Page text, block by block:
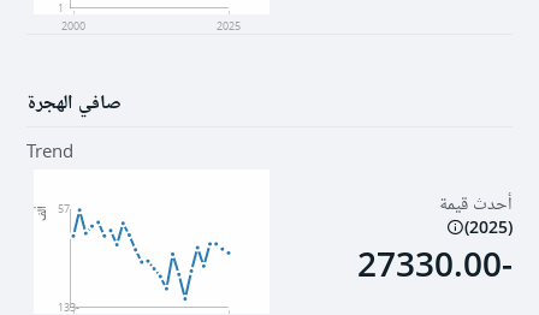
2000 2025
1
صافي الهجرة
أحدث قيمة
(
2025
)
-27330.00
Trend
ألف
-133
57